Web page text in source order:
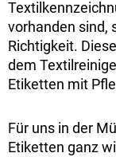
vorhanden sind,
Richtigkeit.
dem
Etiketten mit
Für uns in der
Etiketten ganz